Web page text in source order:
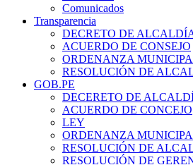
Comunicados
Transparencia
DECRETO DE
ACUERDO DE CONSEJO
ORDENANZA
RESOLUCIÓN DE
GOB.PE
DECERETO DE
ACUERDO DE CONCEJO
LEY
ORDENANZA
RESOLUCIÓN DE
RESOLUCIÓN DE